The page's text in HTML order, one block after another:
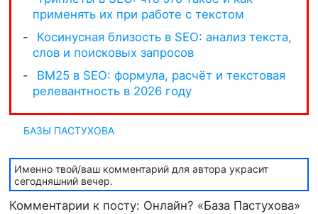
БАЗЫ ПАСТУХОВА
Именно твой/ваш комментарий для автора украсит
сегодняшний вечер.
Комментарии к посту: Онлайн? «База Пастухова»